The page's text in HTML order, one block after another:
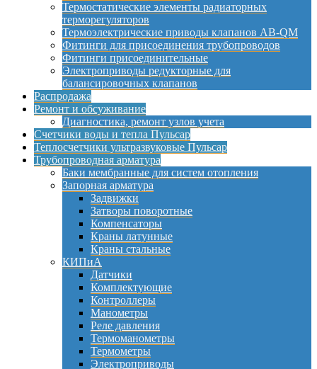
Термостатические элементы радиаторных
терморегуляторов
Термоэлектрические приводы клапанов AB-QM
Фитинги для присоединения трубопроводов
Фитинги присоединительные
Электроприводы редукторные для
балансировочных клапанов
Распродажа
Ремонт и обсуживание
Диагностика, ремонт узлов учета
Счетчики воды и тепла Пульсар
Теплосчетчики ультразвуковые Пульсар
Трубопроводная арматура
Баки мембранные для систем отопления
Запорная арматура
Задвижки
Затворы поворотные
Компенсаторы
Краны латунные
Краны стальные
КИПиА
Датчики
Комплектующие
Контроллеры
Манометры
Реле давления
Термоманометры
Термометры
Электроприводы